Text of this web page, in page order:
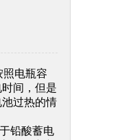
照电瓶容
间，但是
过热的情
铅酸蓄电